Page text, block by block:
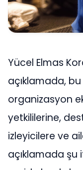
Yücel Elmas
açıklamada,
organizasyon
yetkililerine,
izleyicilere ve
açıklamada şu